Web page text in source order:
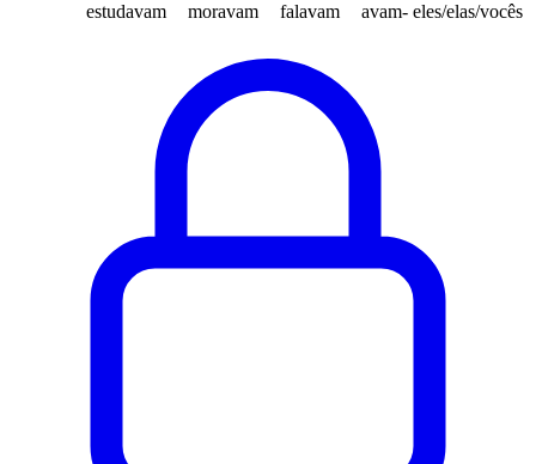
eles/elas/vocês
-avam
falavam
moravam
estudavam